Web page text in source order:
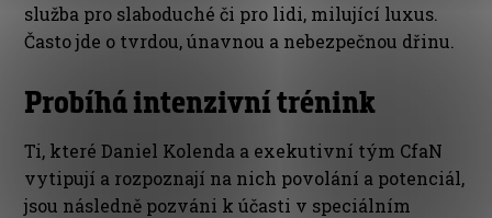
služba pro slaboduché či pro lidi, milující luxus.
Často jde o tvrdou, únavnou a nebezpečnou dřinu.
Probíhá intenzivní trénink
Ti, které Daniel Kolenda a exekutivní tým CfaN
vytipují a rozpoznají na nich povolání a potenciál,
jsou následně pozváni k účasti v speciálním